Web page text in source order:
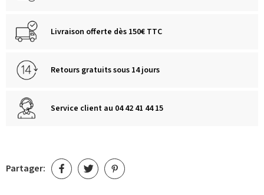
Livraison offerte dès 150€ TTC
Retours gratuits sous 14 jours
Service client au 04 42 41 44 15
Partager: